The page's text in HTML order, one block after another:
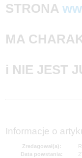
STRONA
MA
i NIE JEST
Informacje o
Zredagował(a):
Data powstania: